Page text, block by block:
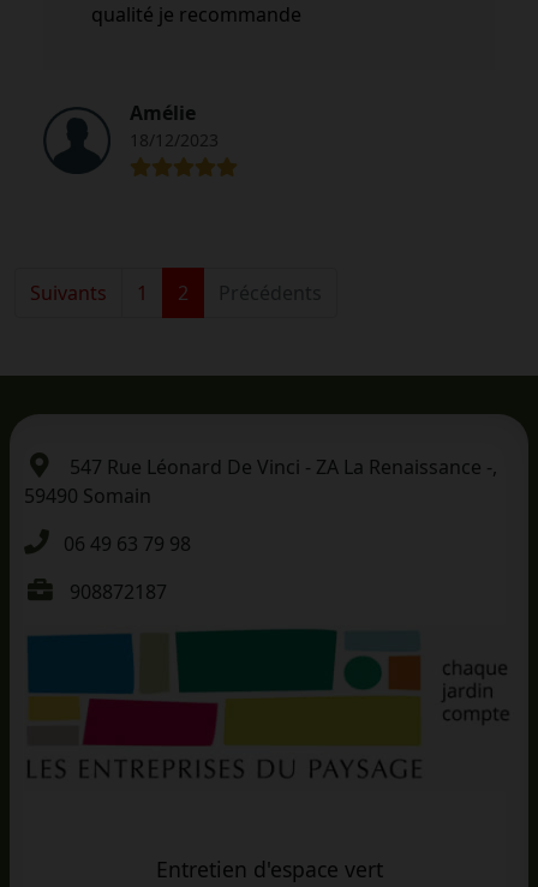
qualité je recommande
Amélie
18/12/2023
Suivants 1 2
547 Rue Léonard De Vinci - ZA La Renaissance -,
59490 Somain
06 49 63 79 98
908872187
Entretien d'espace vert